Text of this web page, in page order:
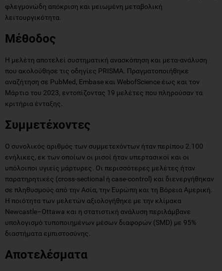
φλεγμονώδη απόκριση και μειωμένη μεταβολική
λειτουργικότητα.
Μέθοδος
Η μελέτη αποτελεί συστηματική ανασκόπηση και μετα-ανάλυση
που ακολούθησε τις οδηγίες PRISMA. Πραγματοποιήθηκε
αναζήτηση σε PubMed, Embase και WebofScience έως και τον
Μάρτιο του 2023, εντοπίζοντας 19 μελέτες που πληρούσαν τα
κριτήρια ένταξης.
Συμμετέχοντες
Ο συνολικός αριθμός των συμμετεχόντων ήταν περίπου 2.100
ενήλικες, εκ των οποίων οι μισοί ήταν υπερτασικοί και οι
υπόλοιποι υγιείς μάρτυρες. Οι περισσότερες μελέτες ήταν
παρατηρητικές (cross-sectional ή case-control) και διενεργήθηκαν
σε πληθυσμούς από την Ασία, την Ευρώπη και τη Βόρεια Αμερική.
Η ποιότητα των μελετών αξιολογήθηκε με την κλίμακα
Newcastle–Ottawa και η στατιστική ανάλυση περιλάμβανε
υπολογισμό τυποποιημένων μέσων διαφορών (SMD) με 95%
διαστήματα εμπιστοσύνης.
Αποτελέσματα